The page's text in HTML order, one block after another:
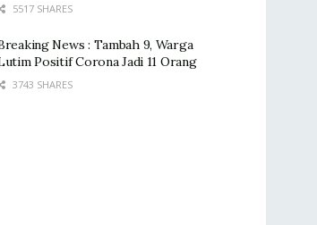
5517 SHARES
News : Tambah 9, Warga
Positif Corona Jadi 11 Orang
3743 SHARES